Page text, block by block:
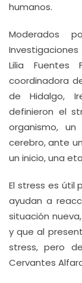
humanos.
Moderados
Investigaciones
Lilia
coordinadora
de Hidalgo,
definieron el
organismo,
cerebro, ante
un inicio, una
El stress es útil
ayudan a
situación
y que al
stress, pero
Cervantes